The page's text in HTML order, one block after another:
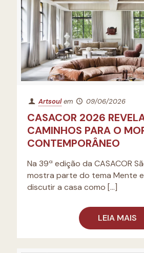
Artsoul em 09/06/2026
CASACOR 2026
CAMINHOS PARA O
CONTEMPORÂNEO
Na 39ª edição da CASACOR
mostra parte do tema Mente
discutir a casa como […]
LEIA MAIS